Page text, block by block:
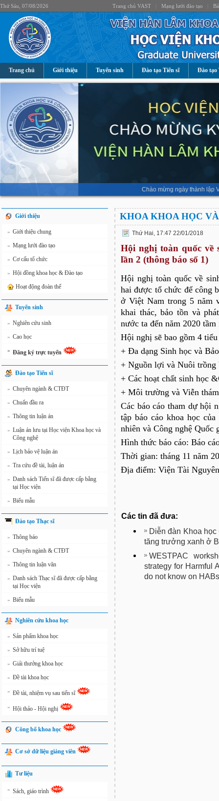
Thứ Sáu, 07/08/2026 Trang chủ VAST Mạng lưới đào tạo
Trang chủ Giới thiệu Tuyển sinh Đào tạo Tiến sĩ Đào tạo
Chào mừng ngày thành lập
Giới thiệu
» Giới thiệu chung
» Mạng lưới đào tạo
» Cơ cấu tổ chức
» Hội đồng khoa học & Đào tạo
Hoạt động đoàn thể
Tuyển sinh
» Nghiên cứu sinh
» Cao học
» Đăng ký trực tuyến
Đào tạo Tiến sĩ
» Chuyên ngành & CTĐT
» Chuẩn đầu ra
» Thông tin luận án
» Luận án lưu tại Học viện Khoa học và
Công nghệ
» Lịch bảo vệ luận án
» Tra cứu đề tài, luận án
» Danh sách Tiến sĩ đã được cấp bằng
tại Học viện
» Biểu mẫu
Đào tạo Thạc sĩ
» Thông báo
» Chuyên ngành & CTĐT
» Thông tin luận văn
» Danh sách Thạc sĩ đã được cấp bằng
tại Học viện
» Biểu mẫu
Nghiên cứu khoa học
» Sản phẩm khoa học
» Sở hữu trí tuệ
» Giải thưởng khoa học
» Đề tài khoa học
» Đề tài, nhiệm vụ sau tiến sĩ
» Hội thảo - Hội nghị
Công bố khoa học
Cơ sở dữ liệu giảng viên
Tư liệu
» Sách, giáo trình
KHOA KHOA HỌC
Thứ Hai, 17:47 22/01/2018
Hội nghị toàn quốc về
lần 2 (thông báo số 1)
Hội nghị toàn quốc về
hai được tổ chức để công
ở Việt Nam trong 5 năm
khai thác, bảo tồn và
nước ta đến năm 2020
Hội nghị sẽ bao gồm 4
+ Đa dạng Sinh học và
+ Nguồn lợi và Nuôi trồng
+ Các hoạt chất sinh học
+ Môi trường và Viễn
Các báo cáo tham dự hội
tập báo cáo khoa học
nhiên và Công nghệ Quốc
Hình thức báo cáo: Báo
Thời gian: tháng 11 năm
Địa điểm: Viện Tài
Các tin đã đưa:
Diễn đàn Khoa học
tăng trưởng xanh ở
WESTPAC
strategy for Harmful
do not know on